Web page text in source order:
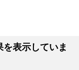
表示していま